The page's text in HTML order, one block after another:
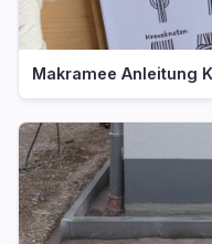
Makramee Anleitung